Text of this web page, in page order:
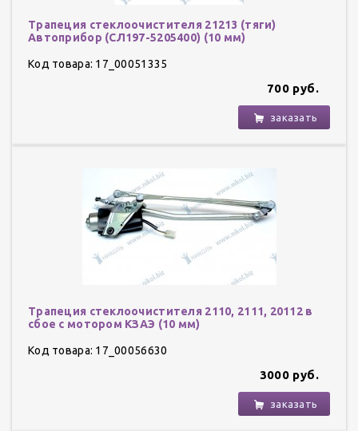
Трапеция стеклоочистителя 21213 (тяги)
Автоприбор (СЛ197-5205400) (10 мм)
Код товара: 17_00051335
700 руб.
заказать
Трапеция стеклоочистителя 2110, 2111, 20112 в
сбое с мотором КЗАЭ (10 мм)
Код товара: 17_00056630
3000 руб.
заказать